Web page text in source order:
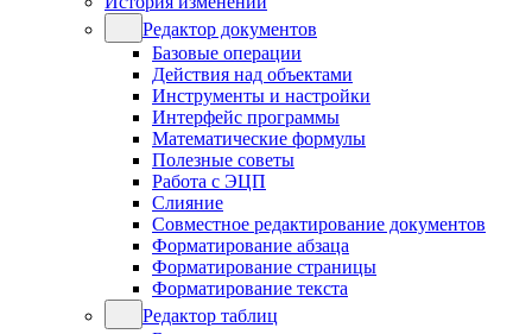
Редактор документов
Базовые операции
Действия над объектами
Инструменты и настройки
Интерфейс программы
Математические формулы
Полезные советы
Работа с ЭЦП
Слияние
Совместное редактирование документов
Форматирование абзаца
Форматирование страницы
Форматирование текста
Редактор таблиц